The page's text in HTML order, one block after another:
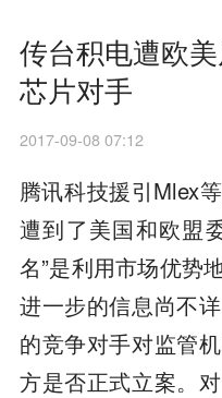
传台积电遭欧
芯片对手
2017-09-08 07:12
腾讯科技援引Mlex
遭到了美国和欧盟
名”是利用市场优势
进一步的信息尚不
的竞争对手对监管
方是否正式立案。